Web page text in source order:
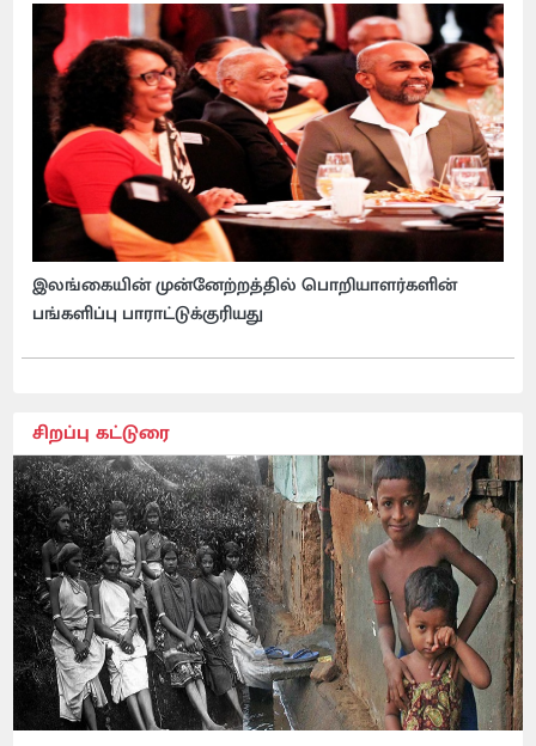
இலங்கையின் முன்னேற்றத்தில் பொறியாளர்களின்
பங்களிப்பு பாராட்டுக்குரியது
சிறப்பு கட்டுரை